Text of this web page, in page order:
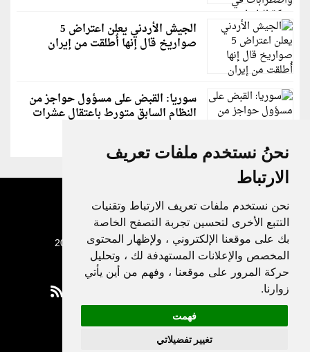
نحنُ نستخدم ملفات تعريف
الارتباط
نحن نستخدم ملفات تعريف الارتباط وتقنيات
التتبع الأخرى لتحسين تجربة التصفح الخاصة
بك على موقعنا الإلكتروني ، ولإظهار المحتوى
المخصص والإعلانات المستهدفة لك ، وتحليل
حركة المرور على موقعنا ، وفهم من أين يأتي
زوارنا.
فهمت
تغيير تفضيلاتي
الجيش الأردني يعلن اعتراض 5
صواريخ قال إنها أُطلقت من إيران
سوريا: القبض على مسؤول حواجز من
النظام السابق متورط باعتقال عشرات
جميع الحقوق محفوظة لدنيا الوطن © 2003 - 2022
Privacy Policy